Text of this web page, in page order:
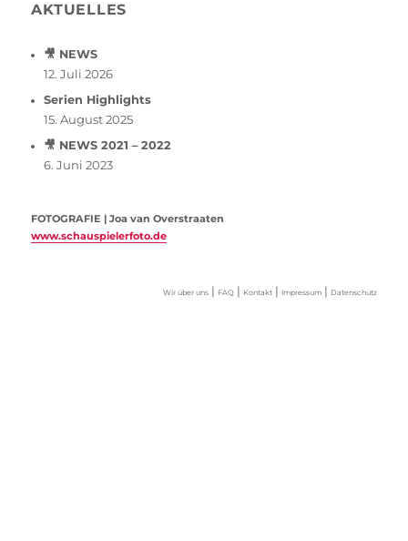
AKTUELLES
🎥 NEWS
12. Juli 2026
Serien Highlights
15. August 2025
🎥 NEWS 2021 – 2022
6. Juni 2023
FOTOGRAFIE | Joa van Overstraaten
www.schauspielerfoto.de
Wir über uns| FAQ| Kontakt| Impressum| Datenschutz